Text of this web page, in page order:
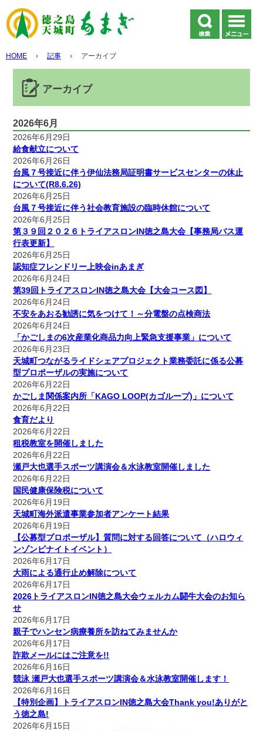
HOME › 記事 › アーカイブ
アーカイブ
2026年6月
2026年6月29日
給食献立について
2026年6月26日
台風７号接近に伴う伊仙法務局証明書サービスセンターの休止
について(R8.6.26)
2026年6月25日
台風７号接近に伴う社会教育施設の臨時休館について
2026年6月25日
第３９回２０２６トライアスロンIN徳之島大会【事務局バス運
行表更新】
2026年6月25日
認知症フレンドリー上映会inあまぎ
2026年6月24日
第39回トライアスロンIN徳之島大会【大会コース図】
2026年6月24日
不安をあおる勧誘に気をつけて！～分電盤の点検商法
2026年6月24日
「かごしまの6次産業化商品力向上緊急支援事業」について
2026年6月23日
天城町つながるライドシェアプロジェクト業務委託に係る公募
型プロポーザルの実施について
2026年6月22日
かごしま関係案内所「KAGO LOOP(カゴループ)」について
2026年6月22日
食育だより
2026年6月22日
租税教室を開催しました
2026年6月22日
瀬戸大也選手スポーツ講演会＆水泳教室開催しました
2026年6月22日
国民健康保険税について
2026年6月19日
天城町海外派遣事業参加者アンケート結果
2026年6月19日
【公募型プロポーザル】質問に対する回答について（ハロウィ
ンゾンビナイトイベント）
2026年6月17日
大雨による通行止め解除について
2026年6月17日
2026トライアスロンIN徳之島大会ウェルカム闘牛大会のお知ら
せ
2026年6月17日
親子でハンセン病療養所を訪ねてみませんか
2026年6月17日
詐欺メールにはご注意を!!
2026年6月16日
競泳 瀬戸大也選手スポーツ講演会＆水泳教室開催します！
2026年6月16日
【特別企画】トライアスロンIN徳之島大会Thank you!ありがと
う徳之島!
2026年6月15日